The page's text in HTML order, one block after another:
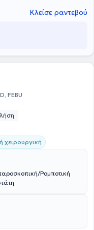
του Ιατρικού Συλλόγου
Εταιρείας, της
Κλείσε ραντεβού
FEBU
χειρουργική
Ρομποτική